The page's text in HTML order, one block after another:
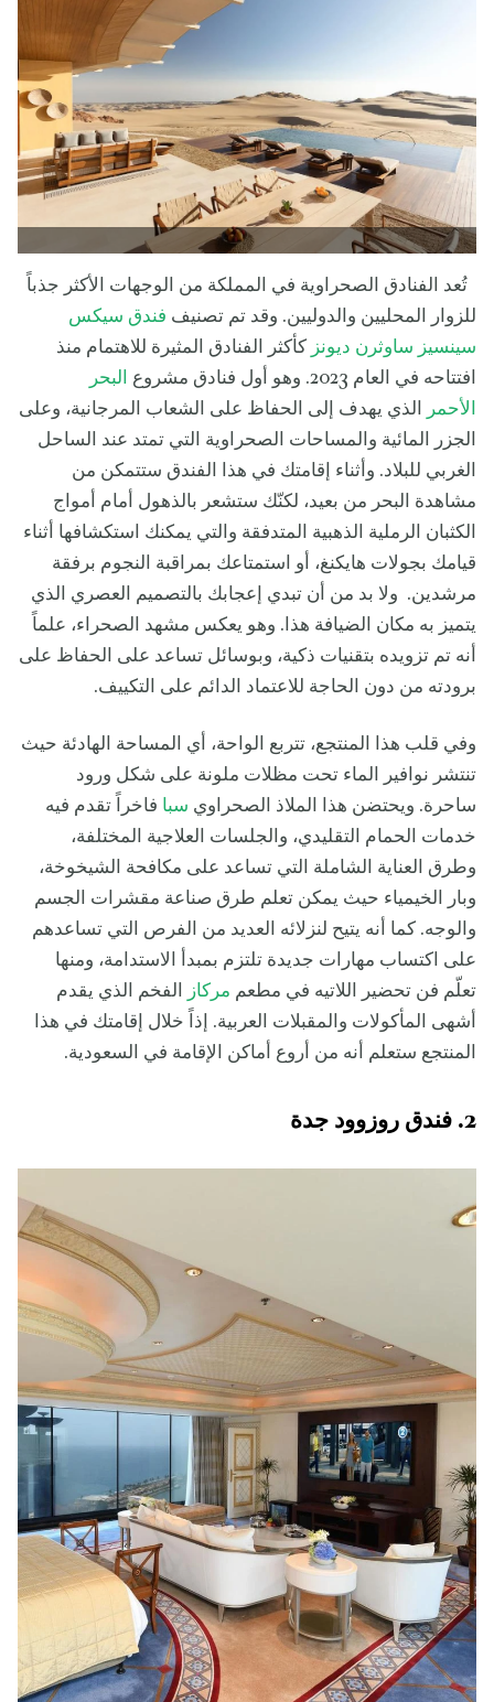
تُعد الفنادق الصحراوية في المملكة من الوجهات الأكثر جذباً
للزوار المحليين والدوليين. وقد تم تصنيف فندق سيكس
سينسيز ساوثرن ديونز كأكثر الفنادق المثيرة للاهتمام منذ
افتتاحه في العام 2023. وهو أول فنادق مشروع
البحر
الأحمر الذي يهدف إلى الحفاظ على الشعاب المرجانية، وعلى
الجزر المائية والمساحات الصحراوية التي تمتد عند الساحل
الغربي للبلاد. وأثناء إقامتك في هذا الفندق ستتمكن من
مشاهدة البحر من بعيد، لكنّك ستشعر بالذهول أمام أمواج
الكثبان الرملية الذهبية المتدفقة والتي يمكنك استكشافها أثناء
قيامك بجولات هايكنغ، أو استمتاعك بمراقبة النجوم برفقة
مرشدين. ولا بد من أن تبدي إعجابك بالتصميم العصري الذي
يتميز به مكان الضيافة هذا. وهو يعكس مشهد الصحراء، علماً
أنه تم تزويده بتقنيات ذكية، وبوسائل تساعد على الحفاظ على
برودته من دون الحاجة للاعتماد الدائم على التكييف.
وفي قلب هذا المنتجع، تتربع الواحة، أي المساحة الهادئة حيث
تنتشر نوافير الماء تحت مظلات ملونة على شكل ورود
ساحرة. ويحتضن هذا الملاذ الصحراوي سبا فاخراً تقدم فيه
خدمات الحمام التقليدي، والجلسات العلاجية المختلفة،
وطرق العناية الشاملة التي تساعد على مكافحة الشيخوخة،
وبار الخيمياء حيث يمكن تعلم طرق صناعة مقشرات الجسم
والوجه. كما أنه يتيح لنزلائه العديد من الفرص التي تساعدهم
على اكتساب مهارات جديدة تلتزم بمبدأ الاستدامة، ومنها
تعلّم فن تحضير اللاتيه في مطعم مركاز الفخم الذي يقدم
أشهى المأكولات والمقبلات العربية. إذاً خلال إقامتك في هذا
المنتجع ستعلم أنه من أروع أماكن الإقامة في السعودية.
2. فندق روزوود جدة